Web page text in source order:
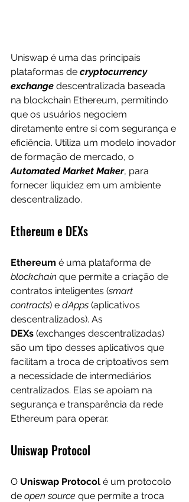
Uniswap é uma das principais
plataformas de cryptocurrency
exchange descentralizada baseada
na blockchain Ethereum, permitindo
que os usuários negociem
diretamente entre si com segurança e
eficiência. Utiliza um modelo inovador
de formação de mercado, o
Automated Market Maker, para
fornecer liquidez em um ambiente
descentralizado.
Ethereum e DEXs
Ethereum é uma plataforma de
blockchain que permite a criação de
contratos inteligentes (smart
contracts) e dApps (aplicativos
descentralizados). As
DEXs (exchanges descentralizadas)
são um tipo desses aplicativos que
facilitam a troca de criptoativos sem
a necessidade de intermediários
centralizados. Elas se apoiam na
segurança e transparência da rede
Ethereum para operar.
Uniswap Protocol
O Uniswap Protocol é um protocolo
de open source que permite a troca